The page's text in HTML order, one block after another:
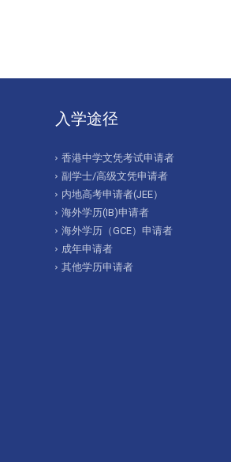
入学途径
香港中学文凭考试申请者
副学士/高级文凭申请者
内地高考申请者(JEE）
海外学历(IB)申请者
海外学历（GCE）申请者
成年申请者
其他学历申请者